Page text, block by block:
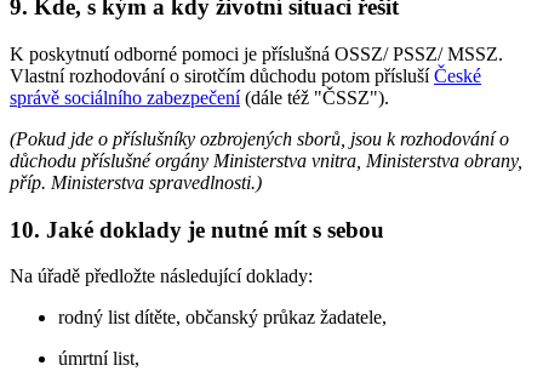
9. Kde, s kým a kdy životní situaci řešit
K poskytnutí odborné pomoci je příslušná OSSZ/ PSSZ/ MSSZ.
Vlastní rozhodování o sirotčím důchodu potom příslušíČeské
správě sociálního zabezpečení(dále též "ČSSZ").
(Pokud jde o příslušníky ozbrojených sborů, jsou k rozhodování o
důchodu příslušné orgány Ministerstva vnitra, Ministerstva obrany,
příp. Ministerstva spravedlnosti.)
10. Jaké doklady je nutné mít s sebou
Na úřadě předložte následující doklady:
rodný list dítěte, občanský průkaz žadatele,
úmrtní list,